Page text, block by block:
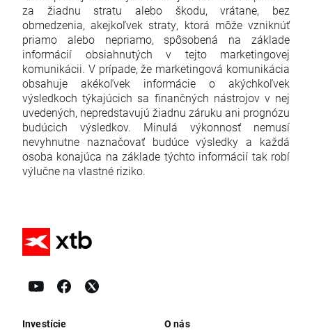
za žiadnu stratu alebo škodu, vrátane, bez
obmedzenia, akejkoľvek straty, ktorá môže vzniknúť
priamo alebo nepriamo, spôsobená na základe
informácií obsiahnutých v tejto marketingovej
komunikácii. V prípade, že marketingová komunikácia
obsahuje akékoľvek informácie o akýchkoľvek
výsledkoch týkajúcich sa finančných nástrojov v nej
uvedených, nepredstavujú žiadnu záruku ani prognózu
budúcich výsledkov. Minulá výkonnosť nemusí
nevyhnutne naznačovať budúce výsledky a každá
osoba konajúca na základe týchto informácií tak robí
výlučne na vlastné riziko.
Investície O nás